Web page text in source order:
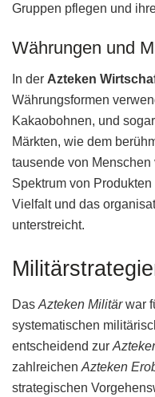
Gruppen pflegen und
Währungen und
In der Azteken
Währungsformen
Kakaobohnen, und
Märkten, wie dem
tausende von
Spektrum von
Vielfalt und das
unterstreicht.
Das Azteken Militärwar
systematischen
entscheidend zur
zahlreichen Azteken
strategischen